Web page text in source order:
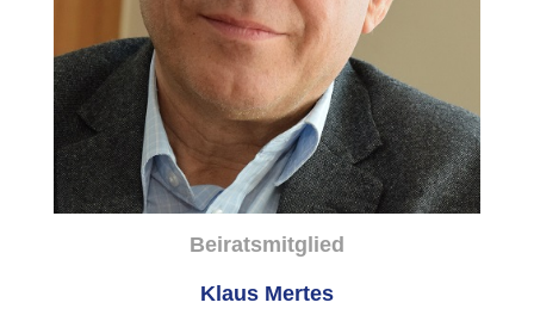
Beiratsmitglied
Klaus Mertes